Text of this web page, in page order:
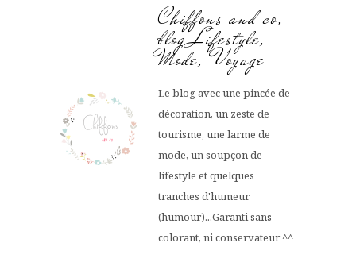
Chiffons and co,
blog Lifestyle,
Mode, Voyage
Le blog avec une pincée de
décoration, un zeste de
tourisme, une larme de
mode, un soupçon de
lifestyle et quelques
tranches d'humeur
(humour)...Garanti sans
colorant, ni conservateur ^^